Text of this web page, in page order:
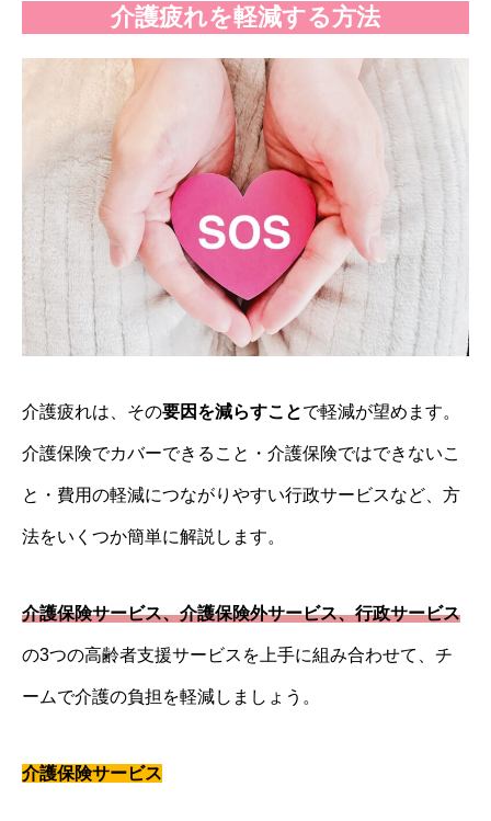
介護疲れを軽減する方法
介護疲れは、その要因を減らすことで軽減が望めます。
介護保険でカバーできること・介護保険ではできないこ
と・費用の軽減につながりやすい行政サービスなど、方
法をいくつか簡単に解説します。
介護保険サービス、介護保険外サービス、行政サービス
の3つの高齢者支援サービスを上手に組み合わせて、チ
ームで介護の負担を軽減しましょう。
介護保険サービス